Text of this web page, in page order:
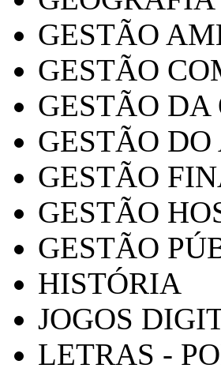
GESTÃO
GESTÃO
GESTÃO
GESTÃO
GESTÃO
GESTÃO
GESTÃO
HISTÓRIA
JOGOS
LETRAS -